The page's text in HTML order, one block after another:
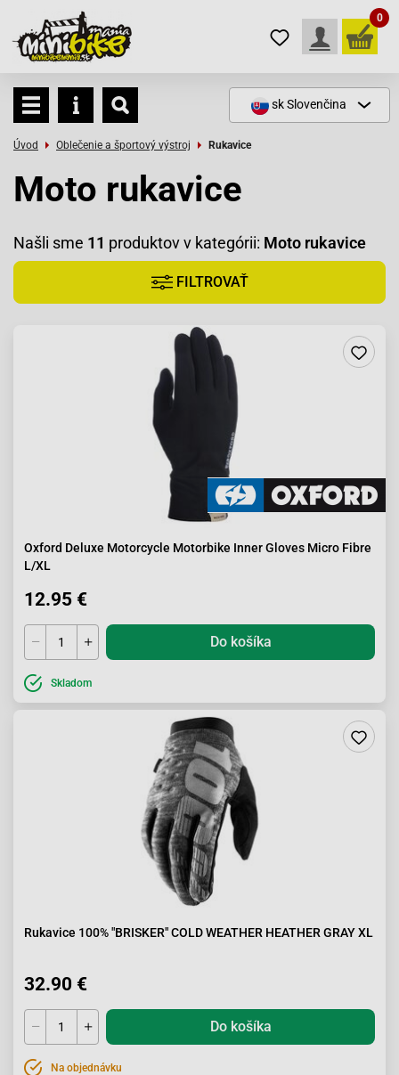
0
skSlovenčina
Úvod Oblečenie a športový výstroj Rukavice
Moto rukavice
Našli sme 11 produktov v kategórii: Moto rukavice
FILTROVAŤ
Oxford Deluxe Motorcycle Motorbike Inner Gloves Micro Fibre
L/XL
12.95 €
Do košíka
Skladom
Rukavice 100% "BRISKER" COLD WEATHER HEATHER GRAY XL
32.90 €
Do košíka
Na objednávku